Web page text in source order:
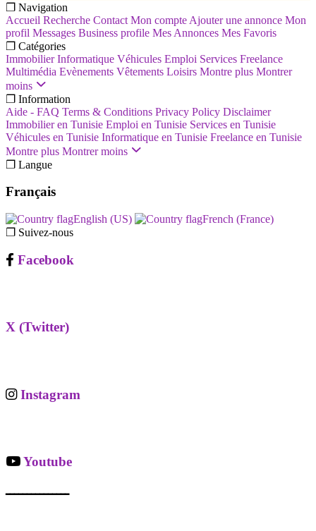
❐ Navigation
Accueil Recherche Contact Mon compte Ajouter une annonce Mon
profil Messages Business profile Mes Annonces Mes Favoris
❐ Catégories
Immobilier Informatique Véhicules Emploi Services Freelance
Multimédia Evènements Vêtements Loisirs Montre plus Montrer
moins
❐ Information
Aide - FAQ Terms & Conditions Privacy Policy Disclaimer
Immobilier en Tunisie Emploi en Tunisie Services en Tunisie
Véhicules en Tunisie Informatique en Tunisie Freelance en Tunisie
Montre plus Montrer moins
❐ Langue
Français
English (US)‎
French (France)‎
❐ Suivez-nous
Facebook
X (Twitter)
Instagram
Youtube
ـــــــــــــــ